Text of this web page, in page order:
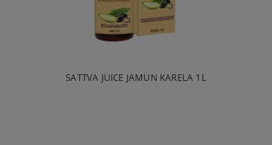
SATTVA JUICE JAMUN KARELA 1L